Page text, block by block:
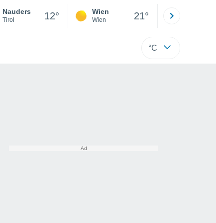
Nauders
Tirol 12° Wien
Wien 21°
°C